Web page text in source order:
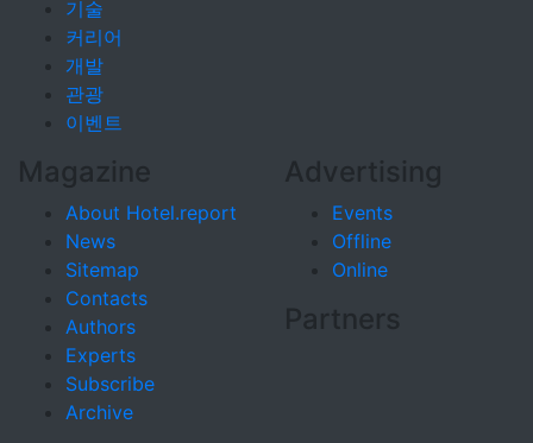
기술
커리어
개발
관광
이벤트
Magazine
About Hotel.report
News
Sitemap
Contacts
Authors
Experts
Subscribe
Archive
Advertising
Events
Offline
Online
Partners